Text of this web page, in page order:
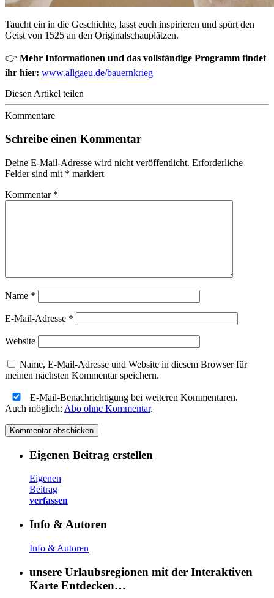
Taucht ein in die Geschichte, lasst euch inspirieren und spürt den
Geist von 1525 an den Originalschauplätzen.
👉 Mehr Informationen und das vollständige Programm findet
ihr hier: www.allgaeu.de/bauernkrieg
Diesen Artikel teilen
Kommentare
Schreibe einen Kommentar
Deine E-Mail-Adresse wird nicht veröffentlicht. Erforderliche
Felder sind mit * markiert
Kommentar *
Name *
E-Mail-Adresse *
Website
Name, E-Mail-Adresse und Website in diesem Browser für
meinen nächsten Kommentar speichern.
E-Mail-Benachrichtigung bei weiteren Kommentaren.
Auch möglich: Abo ohne Kommentar.
Eigenen Beitrag erstellen
Eigenen
Beitrag
verfassen
Info & Autoren
Info & Autoren
unsere Urlaubsregionen mit der Interaktiven
Karte Entdecken…